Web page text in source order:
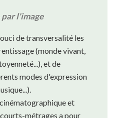
l'image
de transversalité les
(monde vivant,
et de
modes d'expression
et
métrages a pour